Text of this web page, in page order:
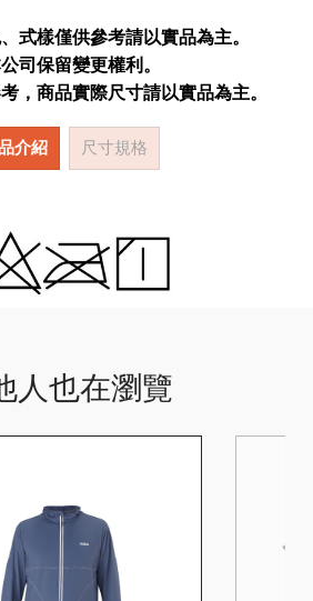
式樣僅供參考請以實品為主。
司保留變更權利。
，商品實際尺寸請以實品為主。
介紹 尺寸規格
人也在瀏覽